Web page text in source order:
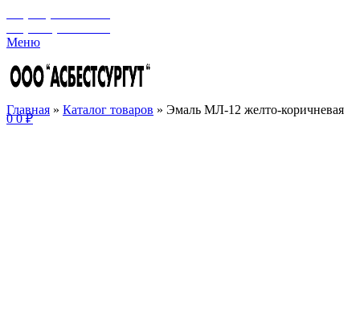
Меню
00₽
Главная » Каталог товаров » Эмаль МЛ-12 желто-коричневая